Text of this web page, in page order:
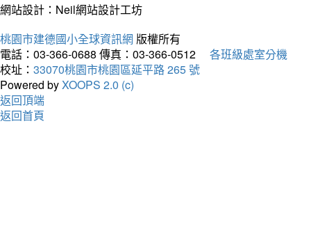
網站設計：Neil網站設計工坊
桃園市建德國小全球資訊網 版權所有
電話：03-366-0688 傳真：03-366-0512
各班級處室分機
校址： 33070桃園市桃園區延平路 265 號
Powered byXOOPS 2.0 (c)
返回頂端
返回首頁